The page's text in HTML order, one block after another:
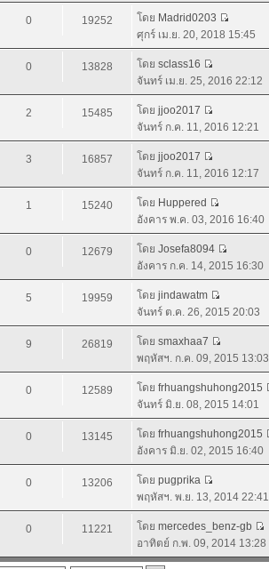
0 19252 โดย Madrid0203
ศุกร์ เม.ย. 20, 2018 15:45
0 13828 โดย sclass16
จันทร์ เม.ย. 25, 2016 22:12
2 15485 โดย jjoo2017
จันทร์ ก.ค. 11, 2016 12:21
3 16857 โดย jjoo2017
จันทร์ ก.ค. 11, 2016 12:17
1 15240 โดย Huppered
อังคาร พ.ค. 03, 2016 16:40
0 12679 โดย Josefa8094
อังคาร ก.ค. 14, 2015 16:30
5 19959 โดย jindawatm
จันทร์ ต.ค. 26, 2015 20:03
9 26819 โดย smaxhaa7
พฤหัสฯ. ก.ค. 09, 2015 13:03
0 12589 โดย frhuangshuhong2015
จันทร์ มิ.ย. 08, 2015 14:01
0 13145 โดย frhuangshuhong2015
อังคาร มิ.ย. 02, 2015 16:40
0 13206 โดย pugprika
พฤหัสฯ. พ.ย. 13, 2014 22:41
0 11221 โดย mercedes_benz-gb
อาทิตย์ ก.พ. 09, 2014 13:28